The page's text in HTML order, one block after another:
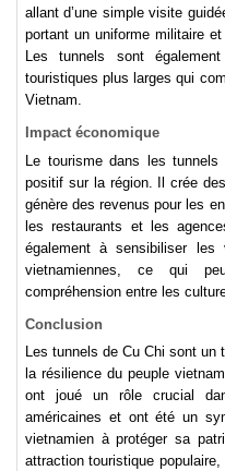
allant d’une simple visite
portant un uniforme militaire
Les tunnels sont
touristiques plus larges qui
Vietnam.
Impact économique
Le tourisme dans les
positif sur la région. Il crée
génère des revenus pour les
les restaurants et les
également à sensibiliser
vietnamiennes, ce qui
compréhension entre les
Conclusion
Les tunnels de Cu Chi sont un
la résilience du peuple
ont joué un rôle crucial
américaines et ont été un
vietnamien à protéger sa
attraction touristique